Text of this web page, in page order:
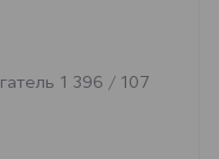
1 396 / 107